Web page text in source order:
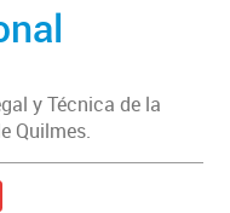
y Técnica de la
Quilmes.